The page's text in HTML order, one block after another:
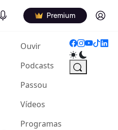
Podcasts Premium Log in
Ouvir(current)
Podcasts
Passou
Vídeos
Programas